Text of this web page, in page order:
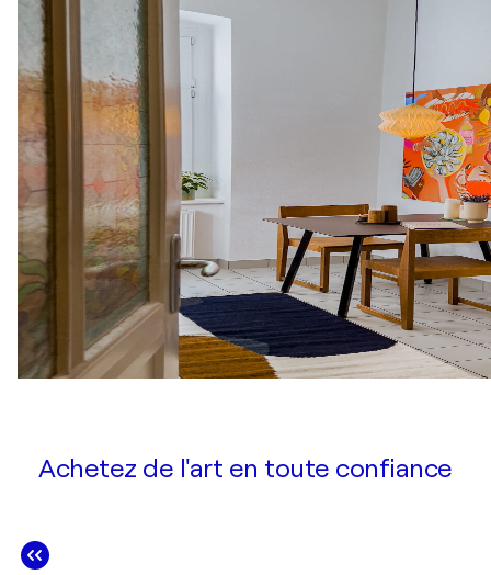
Achetez de l'art en toute confiance